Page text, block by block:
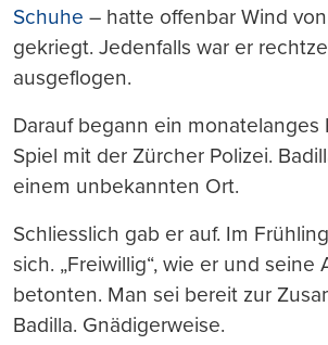
Schuhe – hatte offenbar Wind
gekriegt. Jedenfalls war er
ausgeflogen.
Darauf begann ein monatelanges
Spiel mit der Zürcher Polizei.
einem unbekannten Ort.
Schliesslich gab er auf. Im
sich. „Freiwillig“, wie er und seine
betonten. Man sei bereit zur
Badilla. Gnädigerweise.